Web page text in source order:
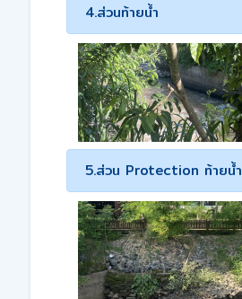
4.ส่วนท้ายน้ำ
5.ส่วน Protection ท้ายน้ำ